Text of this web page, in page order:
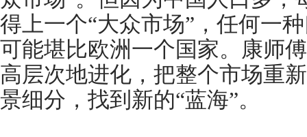
得上一个“大众市场”，任何一
可能堪比欧洲一个国家。康师
高层次地进化，把整个市场重
景细分，找到新的“蓝海”。